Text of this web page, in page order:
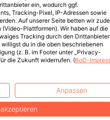
ein, wodurch ggf.
Tracking-Pixel, IP-Adressen sowie
Auf unserer Seite betten wir
Plattformen). Wir haben auf die
Tracking durch den Drittanbieter
du in die oben beschriebenen
(z. B. im Footer unter „Privacy-
die Zukunft widerrufen. (BoD-
Anpassen